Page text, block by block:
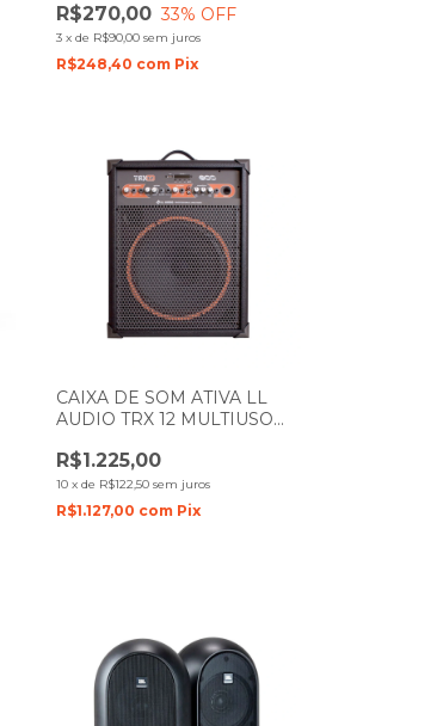
R$270,00 33% OFF
3 x de R$90,00 sem juros
R$248,40 com Pix
CAIXA DE SOM ATIVA LL
AUDIO TRX 12 MULTIUSO
R$1.225,00
10 x de R$122,50 sem juros
R$1.127,00 com Pix